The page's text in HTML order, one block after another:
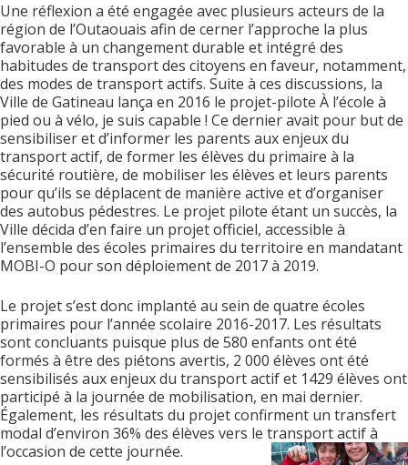
Une réflexion a été engagée avec plusieurs acteurs de la
région de l’Outaouais afin de cerner l’approche la plus
favorable à un changement durable et intégré des
habitudes de transport des citoyens en faveur, notamment,
des modes de transport actifs. Suite à ces discussions, la
Ville de Gatineau lança en 2016 le projet-pilote À l’école à
pied ou à vélo, je suis capable ! Ce dernier avait pour but de
sensibiliser et d’informer les parents aux enjeux du
transport actif, de former les élèves du primaire à la
sécurité routière, de mobiliser les élèves et leurs parents
pour qu’ils se déplacent de manière active et d’organiser
des autobus pédestres. Le projet pilote étant un succès, la
Ville décida d’en faire un projet officiel, accessible à
l’ensemble des écoles primaires du territoire en mandatant
MOBI-O pour son déploiement de 2017 à 2019.
Le projet s’est donc implanté au sein de quatre écoles
primaires pour l’année scolaire 2016-2017. Les résultats
sont concluants puisque plus de 580 enfants ont été
formés à être des piétons avertis, 2 000 élèves ont été
sensibilisés aux enjeux du transport actif et 1429 élèves ont
participé à la journée de mobilisation, en mai dernier.
Également, les résultats du projet confirment un transfert
modal d’environ 36% des élèves vers le transport actif à
l’occasion de cette journée.